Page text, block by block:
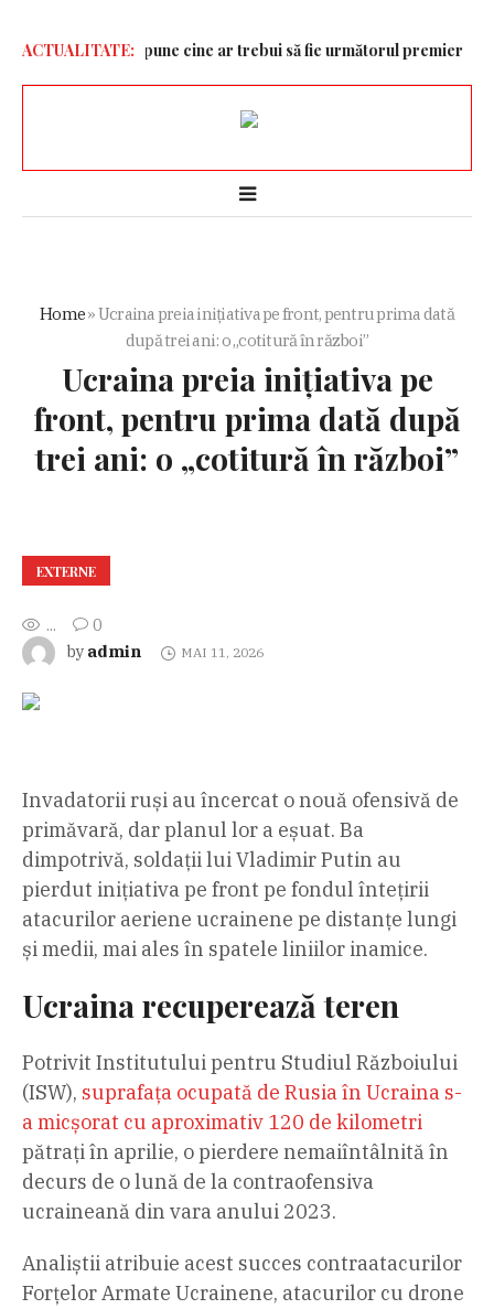
ACTUALITATE:
pe Bolojan spune cine ar trebui să fie următorul premier
Home»Ucraina preia inițiativa pe front, pentru prima dată
după trei ani: o „cotitură în război”
Ucraina preia inițiativa pe
front, pentru prima dată după
trei ani: o „cotitură în război”
EXTERNE
...
0
by admin MAI 11, 2026
Invadatorii ruși au încercat o nouă ofensivă de
primăvară, dar planul lor a eșuat. Ba
dimpotrivă, soldații lui Vladimir Putin au
pierdut inițiativa pe front pe fondul întețirii
atacurilor aeriene ucrainene pe distanțe lungi
și medii, mai ales în spatele liniilor inamice.
Ucraina recuperează teren
Potrivit Institutului pentru Studiul Războiului
(ISW), suprafața ocupată de Rusia în Ucraina s-
a micșorat cu aproximativ 120 de kilometri
pătrați în aprilie, o pierdere nemaiîntâlnită în
decurs de o lună de la contraofensiva
ucraineană din vara anului 2023.
Analiștii atribuie acest succes contraatacurilor
Forțelor Armate Ucrainene, atacurilor cu drone